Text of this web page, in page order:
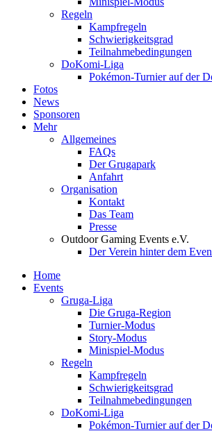
Regeln
Kampfregeln
Schwierigkeitsgrad
Teilnahmebedingungen
DoKomi-Liga
Pokémon-Turnier auf der
Fotos
News
Sponsoren
Mehr
Allgemeines
FAQs
Der Grugapark
Anfahrt
Organisation
Kontakt
Das Team
Presse
Outdoor Gaming Events e.V.
Der Verein hinter dem
Home
Events
Gruga-Liga
Die Gruga-Region
Turnier-Modus
Story-Modus
Minispiel-Modus
Regeln
Kampfregeln
Schwierigkeitsgrad
Teilnahmebedingungen
DoKomi-Liga
Pokémon-Turnier auf der